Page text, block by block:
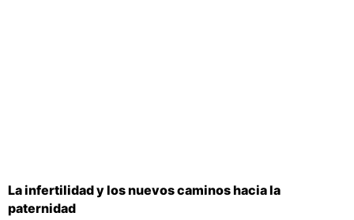
La infertilidad y los nuevos caminos hacia la
paternidad